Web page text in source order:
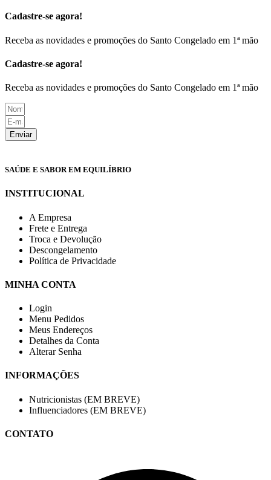
Cadastre-se agora!
Receba as novidades e promoções do Santo Congelado em 1ª mão
Cadastre-se agora!
Receba as novidades e promoções do Santo Congelado em 1ª mão
Enviar
SAÚDE E SABOR EM EQUILÍBRIO
INSTITUCIONAL
A Empresa
Frete e Entrega
Troca e Devolução
Descongelamento
Política de Privacidade
MINHA CONTA
Login
Menu Pedidos
Meus Endereços
Detalhes da Conta
Alterar Senha
INFORMAÇÕES
Nutricionistas (EM BREVE)
Influenciadores (EM BREVE)
CONTATO